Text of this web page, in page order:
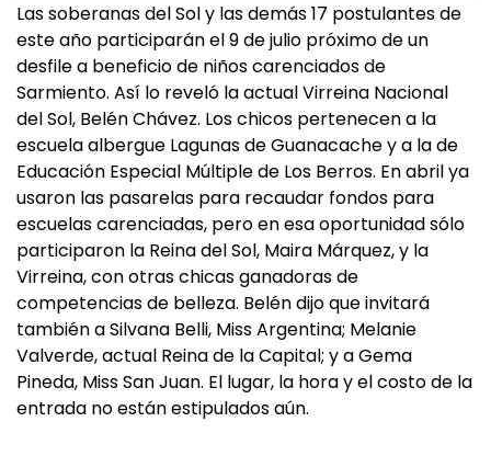
Las soberanas del Sol y las demás 17 postulantes de
este año participarán el 9 de julio próximo de un
desfile a beneficio de niños carenciados de
Sarmiento. Así lo reveló la actual Virreina Nacional
del Sol, Belén Chávez. Los chicos pertenecen a la
escuela albergue Lagunas de Guanacache y a la de
Educación Especial Múltiple de Los Berros. En abril ya
usaron las pasarelas para recaudar fondos para
escuelas carenciadas, pero en esa oportunidad sólo
participaron la Reina del Sol, Maira Márquez, y la
Virreina, con otras chicas ganadoras de
competencias de belleza. Belén dijo que invitará
también a Silvana Belli, Miss Argentina; Melanie
Valverde, actual Reina de la Capital; y a Gema
Pineda, Miss San Juan. El lugar, la hora y el costo de la
entrada no están estipulados aún.